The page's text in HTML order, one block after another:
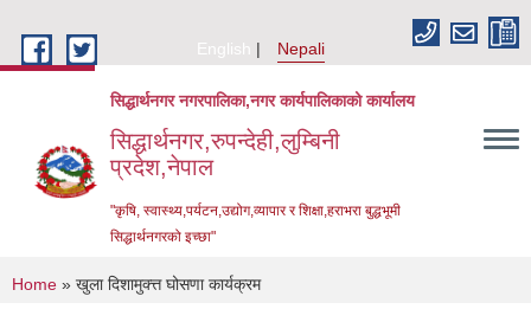
English
Nepali
सिद्धार्थनगर नगरपालिका,नगर कार्यपालिकाको कार्यालय
सिद्धार्थनगर,रुपन्देही,लुम्बिनी
प्रदेश,नेपाल
"कृषि, स्वास्थ्य,पर्यटन,उद्योग,व्यापार र शिक्षा,हराभरा बुद्धभूमी
सिद्धार्थनगरको इच्छा"
You are here
Home » खुला दिशामुक्त्त घोसणा कार्यक्रम